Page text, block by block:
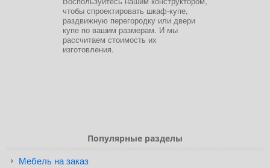
чтобы спроектировать шкаф-купе,
раздвижную перегородку или двери
купе по вашим размерам. И мы
рассчитаем стоимость их
изготовления.
Популярные разделы
Мебель на заказ